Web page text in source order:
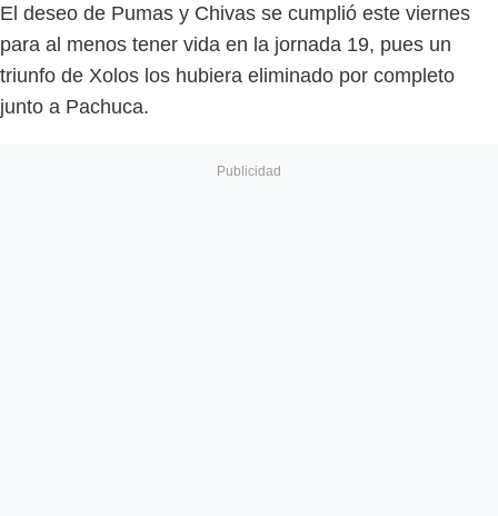
El deseo de Pumas y Chivas se cumplió este viernes
para al menos tener vida en la jornada 19, pues un
triunfo de Xolos los hubiera eliminado por completo
junto a Pachuca.